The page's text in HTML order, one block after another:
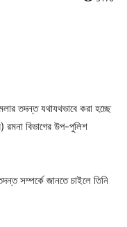
তদন্ত যথাযথভাবে করা হচ্ছে
রমনা বিভাগের উপ-পুলিশ
সম্পর্কে জানতে চাইলে তিনি